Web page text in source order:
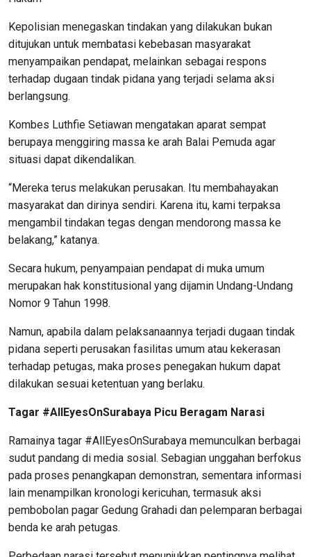
Kepolisian menegaskan tindakan yang dilakukan bukan
ditujukan untuk membatasi kebebasan masyarakat
menyampaikan pendapat, melainkan sebagai respons
terhadap dugaan tindak pidana yang terjadi selama aksi
berlangsung.
Kombes Luthfie Setiawan mengatakan aparat sempat
berupaya menggiring massa ke arah Balai Pemuda agar
situasi dapat dikendalikan.
“Mereka terus melakukan perusakan. Itu membahayakan
masyarakat dan dirinya sendiri. Karena itu, kami terpaksa
mengambil tindakan tegas dengan mendorong massa ke
belakang,” katanya.
Secara hukum, penyampaian pendapat di muka umum
merupakan hak konstitusional yang dijamin Undang-Undang
Nomor 9 Tahun 1998.
Namun, apabila dalam pelaksanaannya terjadi dugaan tindak
pidana seperti perusakan fasilitas umum atau kekerasan
terhadap petugas, maka proses penegakan hukum dapat
dilakukan sesuai ketentuan yang berlaku.
Tagar #AllEyesOnSurabaya Picu Beragam Narasi
Ramainya tagar #AllEyesOnSurabaya memunculkan berbagai
sudut pandang di media sosial. Sebagian unggahan berfokus
pada proses penangkapan demonstran, sementara informasi
lain menampilkan kronologi kericuhan, termasuk aksi
pembobolan pagar Gedung Grahadi dan pelemparan berbagai
benda ke arah petugas.